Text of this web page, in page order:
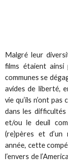
Malgré leur
films étaient ainsi
communes se
avides de liberté,
vie qu’ils n’ont
dans les difficultés
et/ou le deuil
(re)pères et d’un
année, cette
l’envers de